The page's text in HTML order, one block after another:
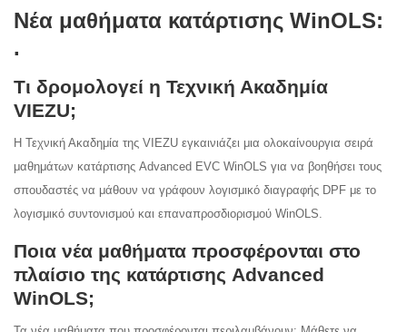
Νέα μαθήματα κατάρτισης WinOLS:
.
Τι δρομολογεί η Τεχνική Ακαδημία
VIEZU;
Η Τεχνική Ακαδημία της VIEZU εγκαινιάζει μια ολοκαίνουργια σειρά
μαθημάτων κατάρτισης Advanced EVC WinOLS για να βοηθήσει τους
σπουδαστές να μάθουν να γράφουν λογισμικό διαγραφής DPF με το
λογισμικό συντονισμού και επαναπροσδιορισμού WinOLS.
Ποια νέα μαθήματα προσφέρονται στο
πλαίσιο της κατάρτισης Advanced
WinOLS;